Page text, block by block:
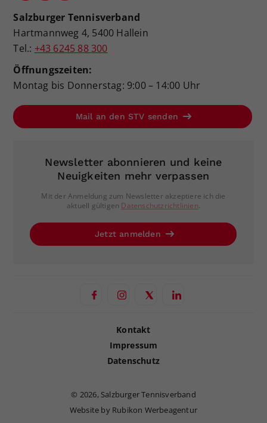
Salzburger Tennisverband
Hartmannweg 4, 5400 Hallein
Tel.: +43 6245 88 300
Öffnungszeiten:
Montag bis Donnerstag: 9:00 – 14:00 Uhr
Mail an den STV senden
Newsletter abonnieren und keine
Neuigkeiten mehr verpassen
Mit der Anmeldung zum Newsletter akzeptiere ich die
aktuell gültigen Datenschutzrichtlinien.
Jetzt anmelden
Kontakt
Impressum
Datenschutz
© 2026, Salzburger Tennisverband
Website by Rubikon Werbeagentur